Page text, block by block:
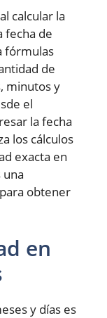
calcular la
fecha de
fórmulas
de
minutos y
el
la fecha
los cálculos
exacta en
obtener
en
y días es